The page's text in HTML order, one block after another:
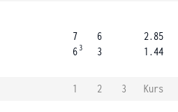
7
6 3
6
3
2.85
1.44
1 2 3
Kurs